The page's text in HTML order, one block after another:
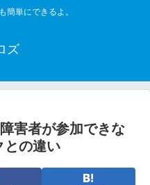
単にできるよ。
ズ
害者が参加できな
との違い